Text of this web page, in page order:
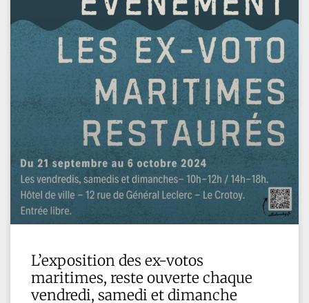
L’exposition des ex-votos
maritimes, reste ouverte chaque
vendredi, samedi et dimanche